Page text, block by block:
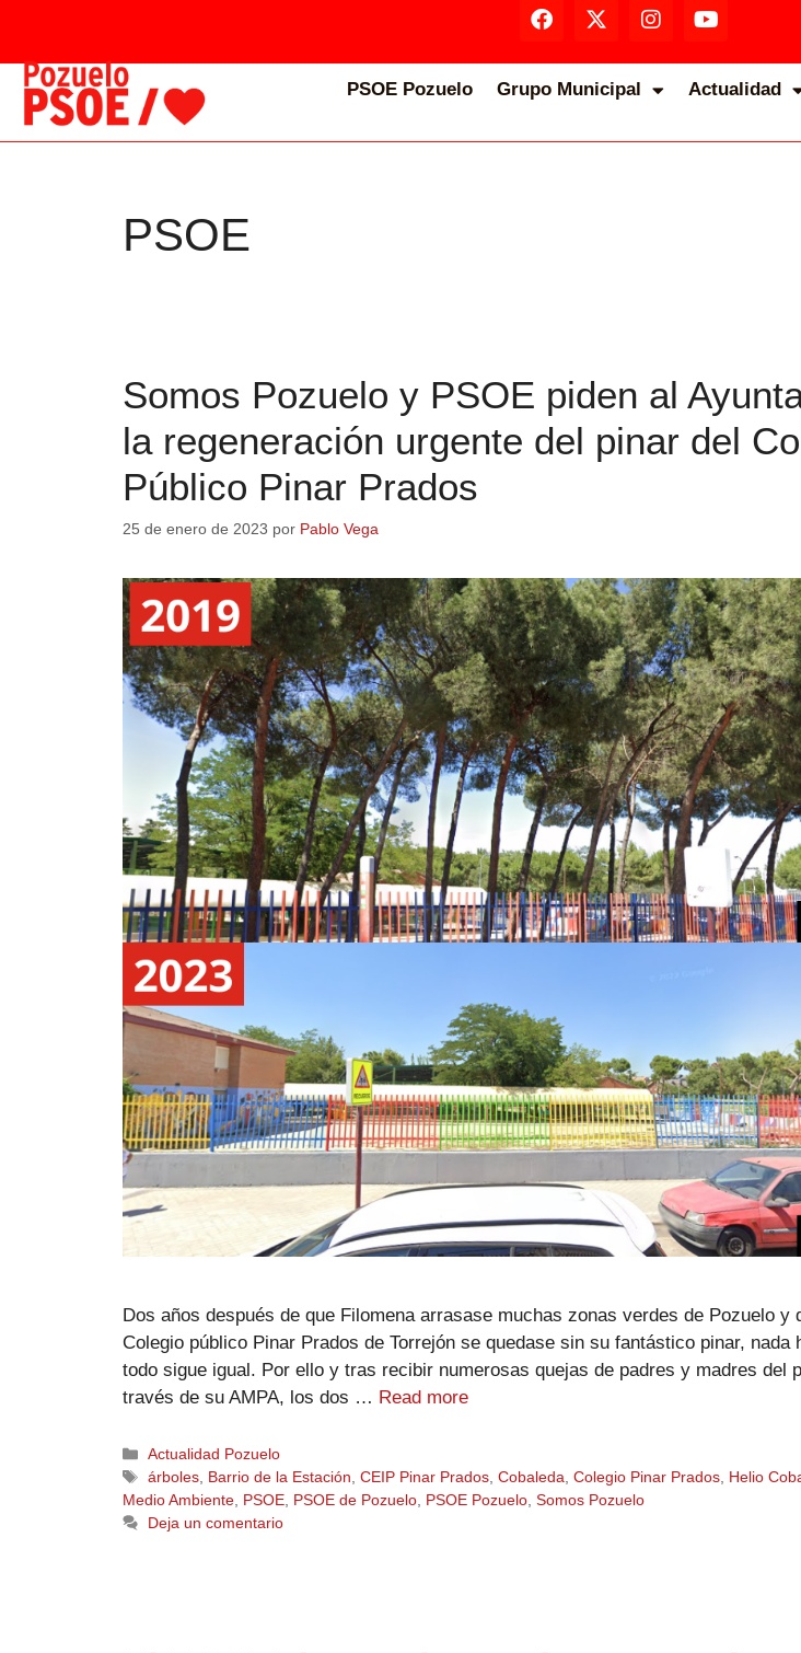
PSOE Pozuelo Grupo Municipal Actualidad
PSOE
Somos Pozuelo y PSOE piden al
la regeneración urgente del pinar del
Público Pinar Prados
25 de enero de 2023 por Pablo Vega
Dos años después de que Filomena arrasase muchas zonas verdes de Pozuelo y
Colegio público Pinar Prados de Torrejón se quedase sin su fantástico pinar, nada
todo sigue igual. Por ello y tras recibir numerosas quejas de padres y madres del
través de su AMPA, los dos … Read more
Actualidad Pozuelo
árboles, Barrio de la Estación,CEIP Pinar Prados,Cobaleda,Colegio Pinar Prados, Helio
Medio Ambiente, PSOE, PSOE de Pozuelo, PSOE Pozuelo, Somos Pozuelo
Deja un comentario